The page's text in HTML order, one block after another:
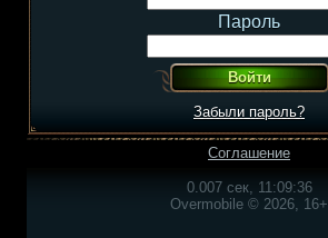
Пароль
Забыли пароль?
Соглашение
0.007 сек, 11:09:36
Overmobile © 2026, 16+